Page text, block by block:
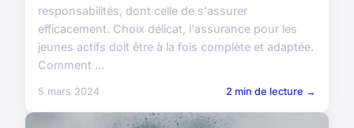
responsabilités, dont celle de s'assurer
efficacement. Choix délicat, l'assurance pour les
jeunes actifs doit être à la fois complète et adaptée.
Comment ...
5 mars 2024 2 min de lecture →